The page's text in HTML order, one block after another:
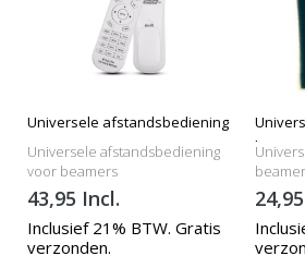
Universele afstandsbediening
Universele afstandsbediening
voor beamers
43,95 Incl.
Inclusief 21% BTW. Gratis
verzonden.